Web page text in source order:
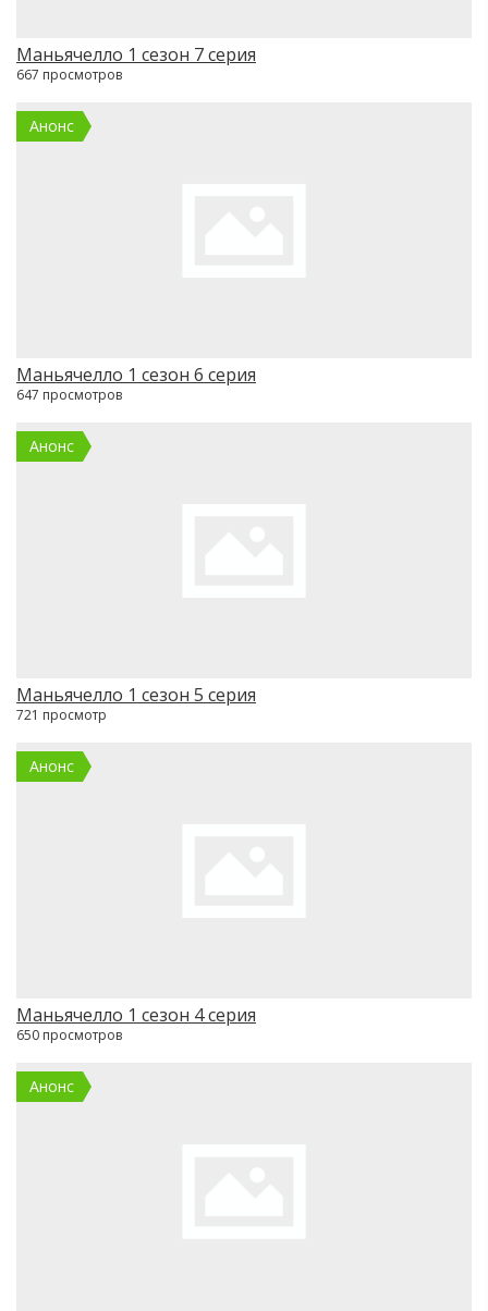
Маньячелло 1 сезон 7 серия
667 просмотров
Анонс
Маньячелло 1 сезон 6 серия
647 просмотров
Анонс
Маньячелло 1 сезон 5 серия
721 просмотр
Анонс
Маньячелло 1 сезон 4 серия
650 просмотров
Анонс